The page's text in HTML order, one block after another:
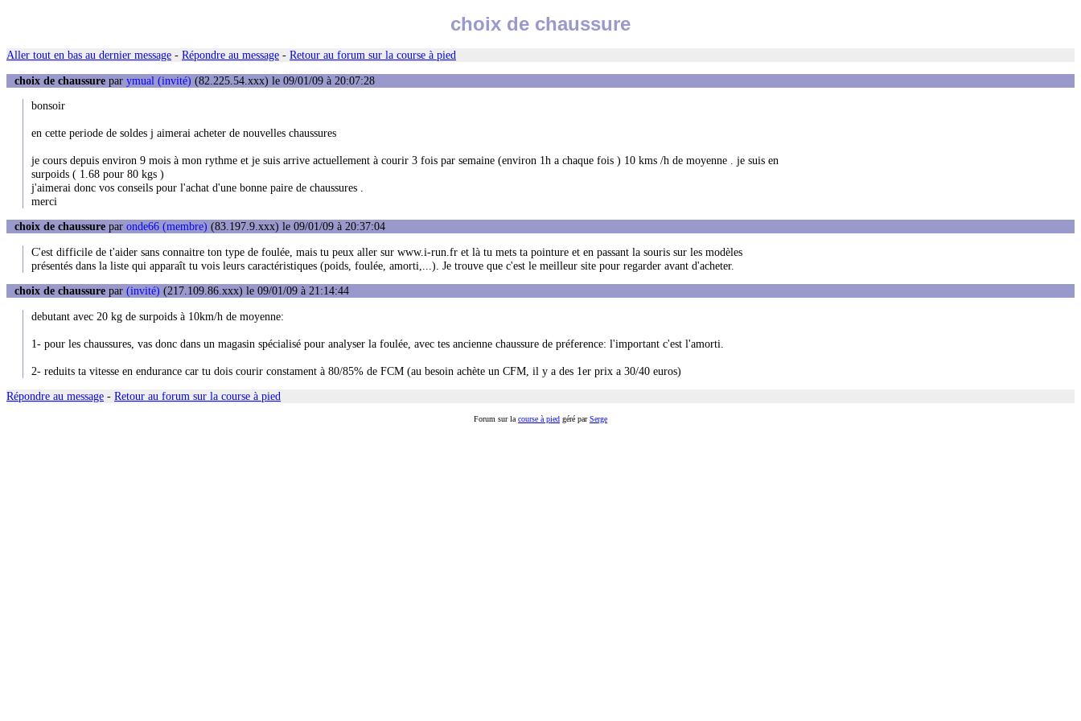
choix de chaussure
Aller tout en bas au dernier message - Répondre au message - Retour au forum sur la course à pied
choix de chaussure par ymual (invité) (82.225.54.xxx) le 09/01/09 à 20:07:28
bonsoir
en cette periode de soldes j aimerai acheter de nouvelles chaussures
je cours depuis environ 9 mois à mon rythme et je suis arrive actuellement à courir 3 fois par semaine (environ 1h a chaque fois ) 10 kms /h de moyenne . je suis en
surpoids ( 1.68 pour 80 kgs )
j'aimerai donc vos conseils pour l'achat d'une bonne paire de chaussures .
merci
choix de chaussure par onde66 (membre) (83.197.9.xxx) le 09/01/09 à 20:37:04
C'est difficile de t'aider sans connaitre ton type de foulée, mais tu peux aller sur www.i-run.fr et là tu mets ta pointure et en passant la souris sur les modèles
présentés dans la liste qui apparaît tu vois leurs caractéristiques (poids, foulée, amorti,...). Je trouve que c'est le meilleur site pour regarder avant d'acheter.
choix de chaussure par (invité) (217.109.86.xxx) le 09/01/09 à 21:14:44
debutant avec 20 kg de surpoids à 10km/h de moyenne:
1- pour les chaussures, vas donc dans un magasin spécialisé pour analyser la foulée, avec tes ancienne chaussure de préference: l'important c'est l'amorti.
2- reduits ta vitesse en endurance car tu dois courir constament à 80/85% de FCM (au besoin achète un CFM, il y a des 1er prix a 30/40 euros)
Répondre au message - Retour au forum sur la course à pied
Forum sur lacourse à pied géré parSerge